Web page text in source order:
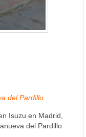
del Pardillo
Isuzu en Madrid,
del Pardillo